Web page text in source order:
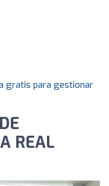
gratis para gestionar
REAL